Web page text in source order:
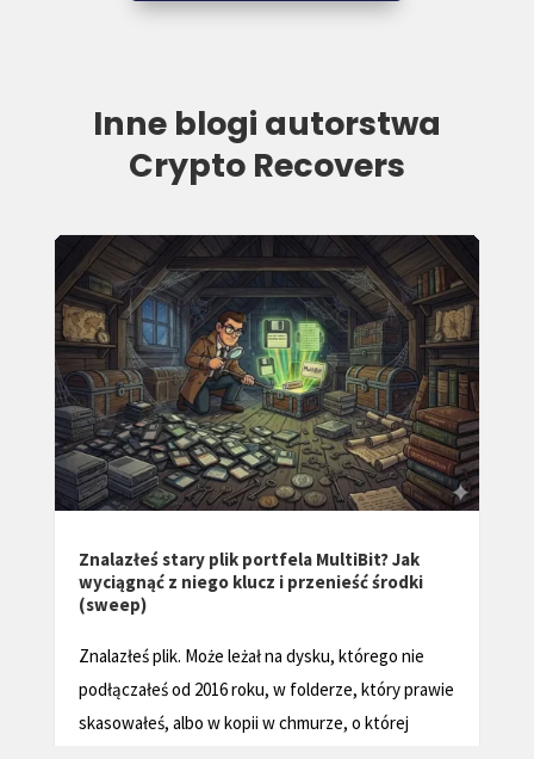
Inne blogi autorstwa
Crypto Recovers
przewodnik
Odzyskaj utracony portfel MetaMask, korzystając
rozwiązywania problemów. Dowiedz się, jak
uzyskać dostęp do swojego portfela
kryptowalutowego.